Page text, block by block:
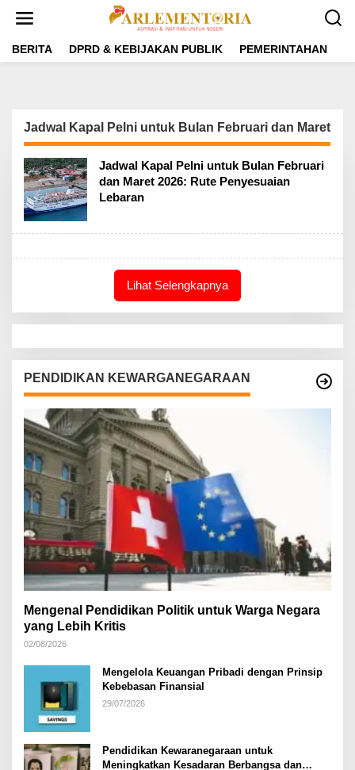
t
BERITA DPRD & KEBIJAKAN PUBLIK PEMERINTAHAN
Jadwal Kapal Pelni untuk Bulan Februari dan Maret
Jadwal Kapal Pelni untuk Bulan Februari
dan Maret 2026: Rute Penyesuaian
Lebaran
Lihat Selengkapnya
PENDIDIKAN KEWARGANEGARAAN
Mengenal Pendidikan Politik untuk Warga Negara
yang Lebih Kritis
02/08/2026
Mengelola Keuangan Pribadi dengan Prinsip
Kebebasan Finansial
29/07/2026
Pendidikan Kewaranegaraan untuk
Meningkatkan Kesadaran Berbangsa dan